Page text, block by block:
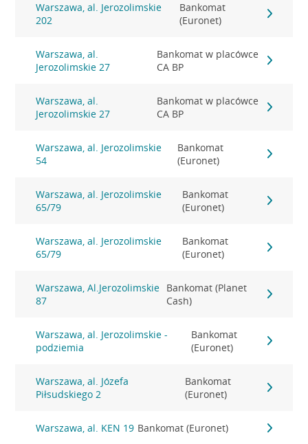
Warszawa, al. Jerozolimskie
202
Bankomat
(Euronet)
Warszawa, al.
Jerozolimskie 27
Bankomat w placówce
CA BP
Warszawa, al.
Jerozolimskie 27
Bankomat w placówce
CA BP
Warszawa, al. Jerozolimskie
54
Bankomat
(Euronet)
Warszawa, al. Jerozolimskie
65/79
Bankomat
(Euronet)
Warszawa, al. Jerozolimskie
65/79
Bankomat
(Euronet)
Warszawa, Al.Jerozolimskie
87
Bankomat (Planet
Cash)
Warszawa, al. Jerozolimskie -
podziemia
Bankomat
(Euronet)
Warszawa, al. Józefa
Piłsudskiego 2
Bankomat
(Euronet)
Warszawa, al. KEN 19 Bankomat (Euronet)